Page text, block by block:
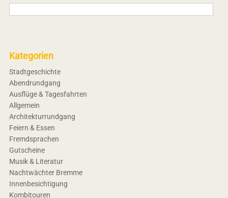
Kategorien
Stadtgeschichte
Abendrundgang
Ausflüge & Tagesfahrten
Allgemein
Architekturrundgang
Feiern & Essen
Fremdsprachen
Gutscheine
Musik & Literatur
Nachtwächter Bremme
Innenbesichtigung
Kombitouren